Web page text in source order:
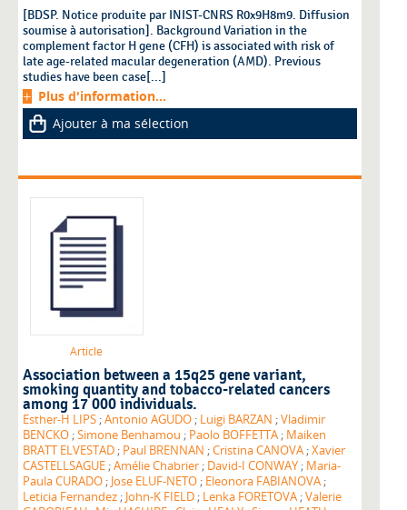
[BDSP. Notice produite par INIST-CNRS R0x9H8m9. Diffusion
soumise à autorisation]. Background Variation in the
complement factor H gene (CFH) is associated with risk of
late age-related macular degeneration (AMD). Previous
studies have been case[...]
Plus d'information...
Ajouter à ma sélection
Article
Association between a 15q25 gene variant,
smoking quantity and tobacco-related cancers
among 17 000 individuals.
Esther-H LIPS ;Antonio AGUDO ; Luigi BARZAN ;Vladimir
BENCKO ;Simone Benhamou ; Paolo BOFFETTA ; Maiken
BRATT ELVESTAD ; Paul BRENNAN ;Cristina CANOVA ;Xavier
CASTELLSAGUE ;Amélie Chabrier ; David-I CONWAY ; Maria-
Paula CURADO ; Jose ELUF-NETO ; Eleonora FABIANOVA ;
Leticia Fernandez ; John-K FIELD ; Lenka FORETOVA ;Valerie